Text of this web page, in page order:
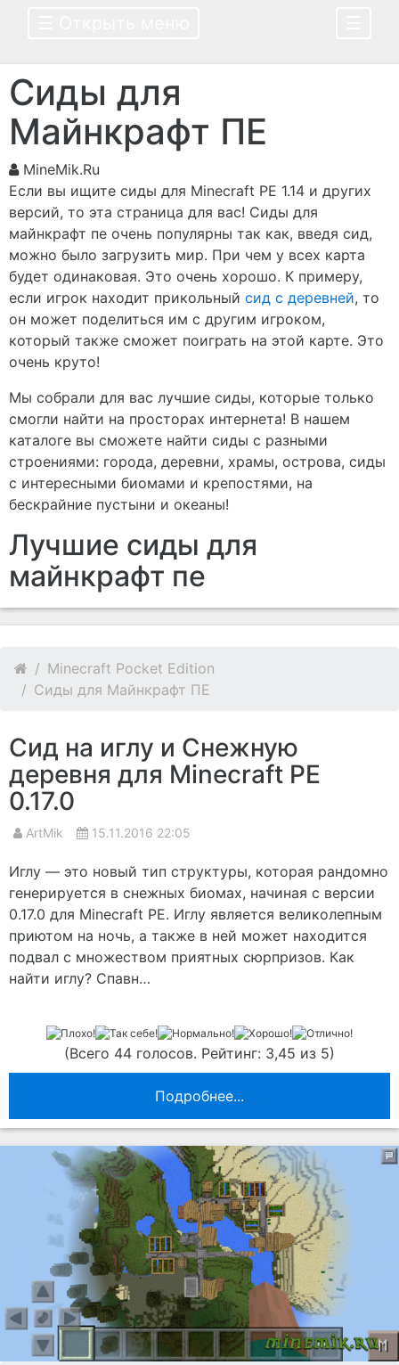
Сиды для
Майнкрафт ПЕ
MineMik.Ru
Если вы ищите сиды для Minecraft PE 1.14 и других
версий, то эта страница для вас! Сиды для
майнкрафт пе очень популярны так как, введя сид,
можно было загрузить мир. При чем у всех карта
будет одинаковая. Это очень хорошо. К примеру,
если игрок находит прикольный сид с деревней, то
он может поделиться им с другим игроком,
который также сможет поиграть на этой карте. Это
очень круто!
Мы собрали для вас лучшие сиды, которые только
смогли найти на просторах интернета! В нашем
каталоге вы сможете найти сиды с разными
строениями: города, деревни, храмы, острова, сиды
с интересными биомами и крепостями, на
бескрайние пустыни и океаны!
Лучшие сиды для
майнкрафт пе
Minecraft Pocket Edition
Сиды для Майнкрафт ПЕ
Сид на иглу и Снежную
деревня для Minecraft PE
0.17.0
ArtMik 15.11.2016 22:05
Иглу — это новый тип структуры, которая рандомно
генерируется в снежных биомах, начиная с версии
0.17.0 для Minecraft PE. Иглу является великолепным
приютом на ночь, а также в ней может находится
подвал с множеством приятных сюрпризов. Как
найти иглу? Спавн…
(Всего 44 голосов. Рейтинг: 3,45 из 5)
Подробнее...